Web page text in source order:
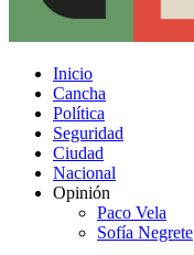
Inicio
Cancha
Política
Seguridad
Ciudad
Nacional
Opinión
Paco Vela
Sofía Negrete